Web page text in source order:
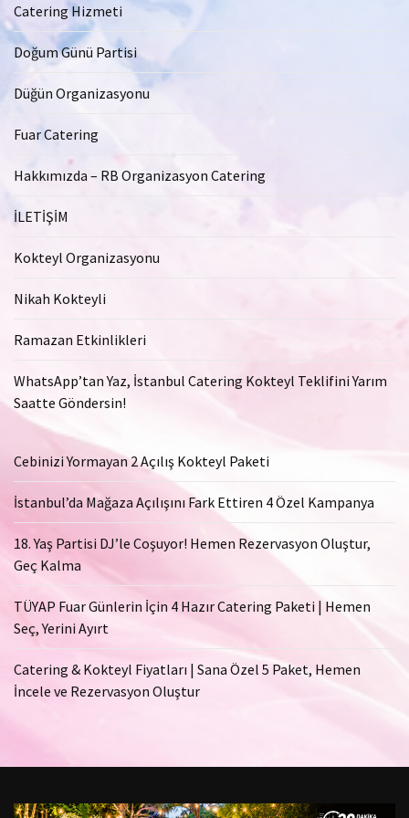
Catering Hizmeti
Doğum Günü Partisi
Düğün Organizasyonu
Fuar Catering
Hakkımızda – RB Organizasyon Catering
İLETİŞİM
Kokteyl Organizasyonu
Nikah Kokteyli
Ramazan Etkinlikleri
WhatsApp’tan Yaz, İstanbul Catering Kokteyl Teklifini Yarım
Saatte Göndersin!
Cebinizi Yormayan 2 Açılış Kokteyl Paketi
İstanbul’da Mağaza Açılışını Fark Ettiren 4 Özel Kampanya
18. Yaş Partisi DJ’le Coşuyor! Hemen Rezervasyon Oluştur,
Geç Kalma
TÜYAP Fuar Günlerin İçin 4 Hazır Catering Paketi | Hemen
Seç, Yerini Ayırt
Catering & Kokteyl Fiyatları | Sana Özel 5 Paket, Hemen
İncele ve Rezervasyon Oluştur